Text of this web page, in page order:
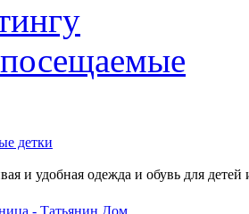
детки
и удобная одежда и обувь для детей